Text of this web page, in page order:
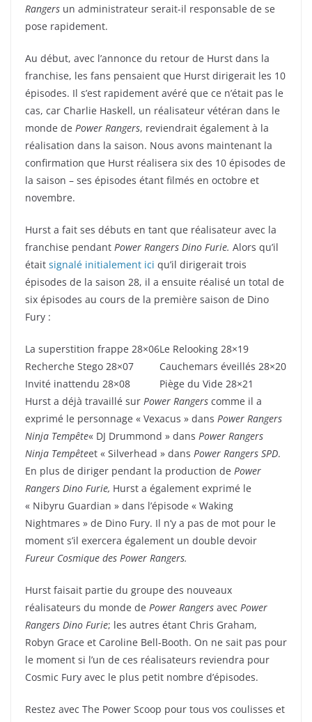
Rangers un administrateur serait-il responsable de se
pose rapidement.
Au début, avec l’annonce du retour de Hurst dans la
franchise, les fans pensaient que Hurst dirigerait les 10
épisodes. Il s’est rapidement avéré que ce n’était pas le
cas, car Charlie Haskell, un réalisateur vétéran dans le
monde de Power Rangers, reviendrait également à la
réalisation dans la saison. Nous avons maintenant la
confirmation que Hurst réalisera six des 10 épisodes de
la saison – ses épisodes étant filmés en octobre et
novembre.
Hurst a fait ses débuts en tant que réalisateur avec la
franchise pendant Power Rangers Dino Furie. Alors qu’il
était signalé initialement ici qu’il dirigerait trois
épisodes de la saison 28, il a ensuite réalisé un total de
six épisodes au cours de la première saison de Dino
Fury :
La superstition frappe 28×06
Recherche Stego 28×07
Invité inattendu 28×08
Le Relooking 28×19
Cauchemars éveillés 28×20
Piège du Vide 28×21
Hurst a déjà travaillé sur Power Rangers comme il a
exprimé le personnage « Vexacus » dans Power Rangers
Ninja Tempête« DJ Drummond » dans Power Rangers
Ninja Tempêteet « Silverhead » dans Power Rangers SPD.
En plus de diriger pendant la production de Power
Rangers Dino Furie, Hurst a également exprimé le
« Nibyru Guardian » dans l’épisode « Waking
Nightmares » de Dino Fury. Il n’y a pas de mot pour le
moment s’il exercera également un double devoir
Fureur Cosmique des Power Rangers.
Hurst faisait partie du groupe des nouveaux
réalisateurs du monde de Power Rangers avec Power
Rangers Dino Furie; les autres étant Chris Graham,
Robyn Grace et Caroline Bell-Booth. On ne sait pas pour
le moment si l’un de ces réalisateurs reviendra pour
Cosmic Fury avec le plus petit nombre d’épisodes.
Restez avec The Power Scoop pour tous vos coulisses et